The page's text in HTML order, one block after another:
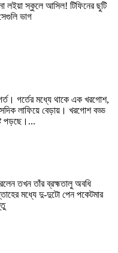
লইয়া স্কুলে আসিল! টিফিনের ছুটি
ভাগ
গর্তের মধ্যে থাকে এক খরগোশ,
লাফিয়ে বেড়ায়। খরগোশ বড্ড
পড়ছে। ...
তখন তাঁর ব্রহ্মতালু অবধি
মধ্যে দু-দুটো পেন পকেটমার